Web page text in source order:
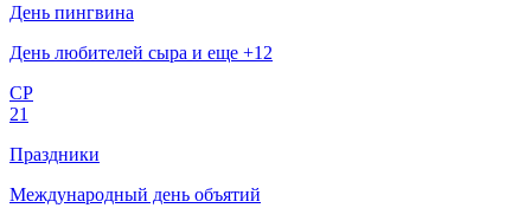
День пингвина
День любителей сыра и еще +12
СР
21
Праздники
Международный день объятий